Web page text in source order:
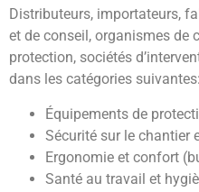
Distributeurs, importateurs,
et de conseil, organismes de
protection, sociétés
dans les catégories suivantes:
Équipements de
Sécurité sur le chantier
Ergonomie et confort
Santé au travail et